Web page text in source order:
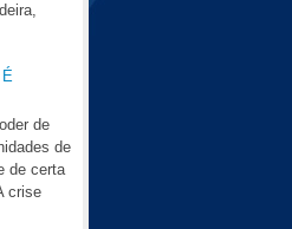
É
de
de
de certa
crise